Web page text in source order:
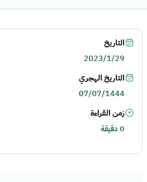
التاريخ
2023/1/29
التاريخ الهجري
07/07/1444
زمن القراءة
0 دقيقة